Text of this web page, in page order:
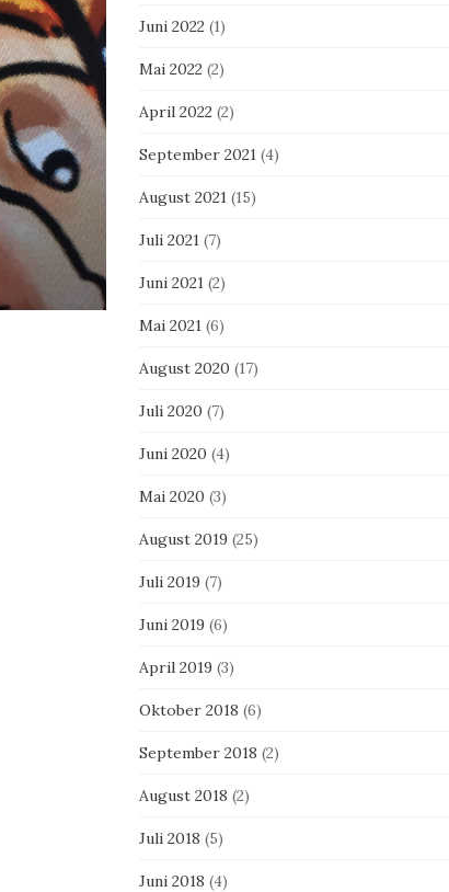
Juni 2022(1)
Mai 2022(2)
April 2022(2)
September 2021(4)
August 2021(15)
Juli 2021(7)
Juni 2021(2)
Mai 2021(6)
August 2020 (17)
Juli 2020 (7)
Juni 2020 (4)
Mai 2020 (3)
August 2019 (25)
Juli 2019 (7)
Juni 2019 (6)
April 2019 (3)
Oktober 2018 (6)
September 2018 (2)
August 2018 (2)
Juli 2018 (5)
Juni 2018 (4)